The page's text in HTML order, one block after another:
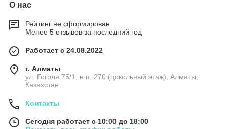
О нас
Рейтинг не сформирован
Менее 5 отзывов за последний год
Работает с 24.08.2022
г. Алматы
ул. Гоголя 75/1, н.п. 270 (цокольный этаж), Алматы,
Казахстан
Контакты
Сегодня работает с 10:00 до 18:00